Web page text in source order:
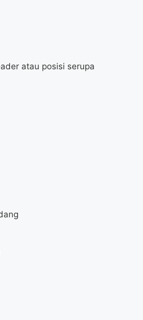
atau posisi serupa